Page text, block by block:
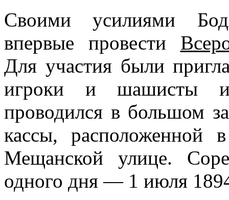
Своими усилиями
впервые провести
Для участия были
игроки и шашисты
проводился в большом
кассы, расположенной
Мещанской улице.
одного дня — 1 июля